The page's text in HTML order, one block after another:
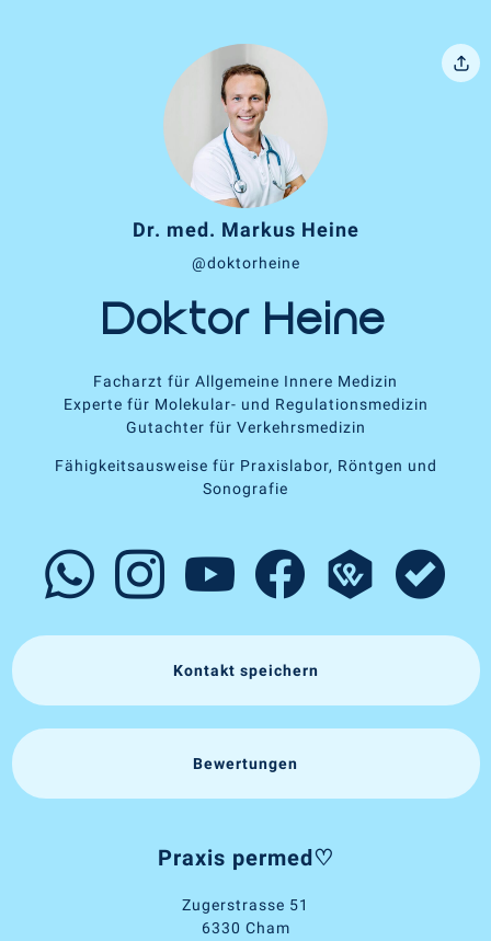
Dr. med. Markus Heine
@doktorheine
Doktor Heine
Facharzt für Allgemeine Innere Medizin
Experte für Molekular- und Regulationsmedizin
Gutachter für Verkehrsmedizin
Fähigkeitsausweise für Praxislabor, Röntgen und
Sonografie
Kontakt speichern
Bewertungen
Praxis permed♡
Zugerstrasse 51
6330 Cham